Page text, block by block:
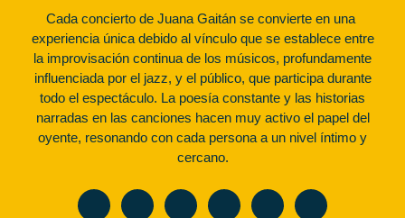
Cada concierto de Juana Gaitán se convierte en una
experiencia única debido al vínculo que se establece entre
la improvisación continua de los músicos, profundamente
influenciada por el jazz, y el público, que participa durante
todo el espectáculo. La poesía constante y las historias
narradas en las canciones hacen muy activo el papel del
oyente, resonando con cada persona a un nivel íntimo y
cercano.